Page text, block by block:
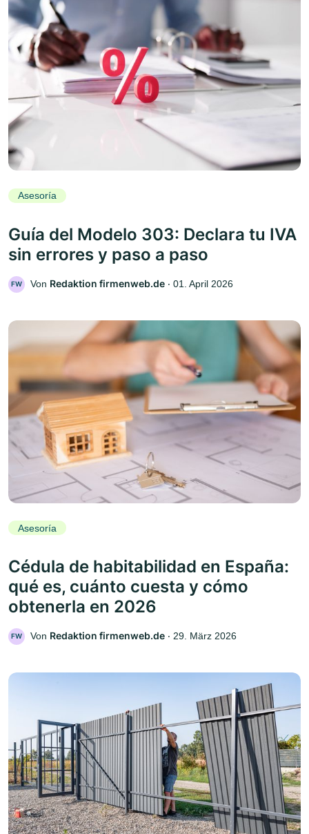
Asesoría
Guía del Modelo 303: Declara tu IVA
sin errores y paso a paso
FW Von Redaktion firmenweb.de ‧ 01. April 2026
Asesoría
Cédula de habitabilidad en España:
qué es, cuánto cuesta y cómo
obtenerla en 2026
FW Von Redaktion firmenweb.de ‧ 29. März 2026